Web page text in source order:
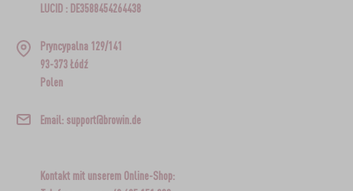
LUCID : DE3588454264438
Pryncypalna 129/141
93-373 Łódź
Polen
Email: support@browin.de
Kontakt mit unserem Online-Shop: